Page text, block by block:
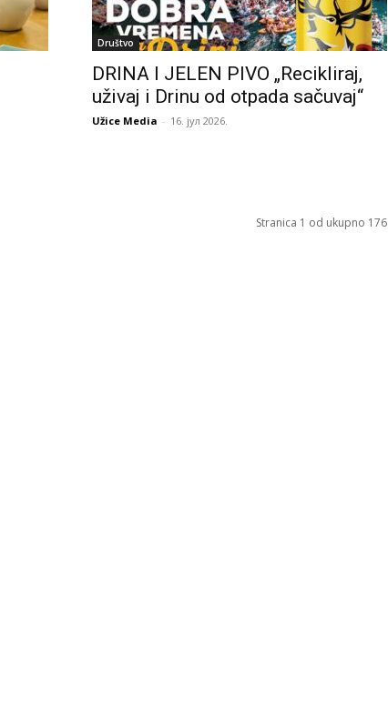
Društvo
DRINA I JELEN PIVO „Recikliraj,
uživaj i Drinu od otpada sačuvaj“
Užice Media - 16. јул 2026.
Stranica 1 od ukupno 176